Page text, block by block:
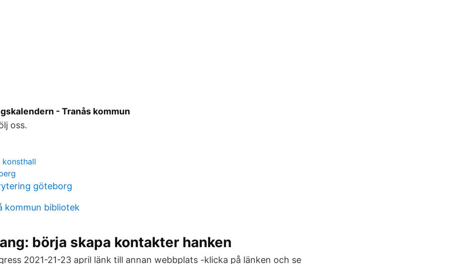
- Tranås kommun
oss.
konsthall
göteborg
kommun bibliotek
börja skapa kontakter hanken
2021-21-23 april länk till annan webbplats -klicka på länken och se